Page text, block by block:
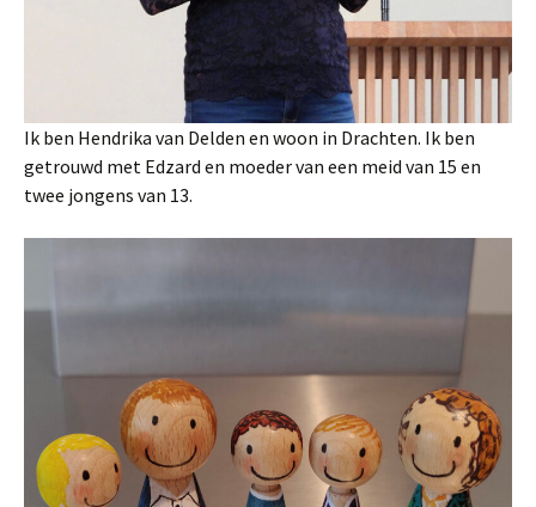
Ik ben Hendrika van Delden en woon in Drachten. Ik ben
getrouwd met Edzard en moeder van een meid van 15 en
twee jongens van 13.